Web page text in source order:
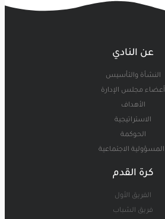
عن النادي
النشأة والتأسيس
أعضاء مجلس الإدارة
الأهداف
الاستراتيجية
الحوكمة
المسؤولية الاجتماعية
كرة القدم
الفريق الأول
فريق الشباب